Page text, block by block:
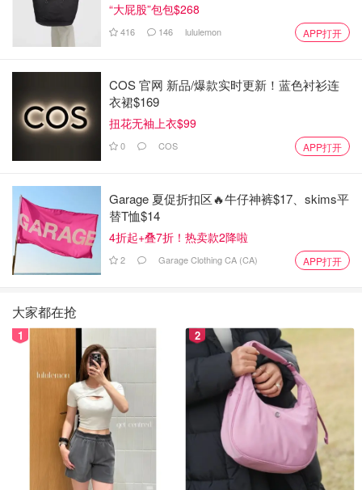
“大屁股”包包$268
416 146 lululemon APP打开
COS 官网 新品/爆款实时更新！蓝色衬衫连
衣裙$169
扭花无袖上衣$99
0 COS APP打开
Garage 夏促折扣区🔥牛仔神裤$17、skims平
替T恤$14
4折起+叠7折！热卖款2降啦
2 Garage Clothing CA (CA) APP打开
大家都在抢
1 2